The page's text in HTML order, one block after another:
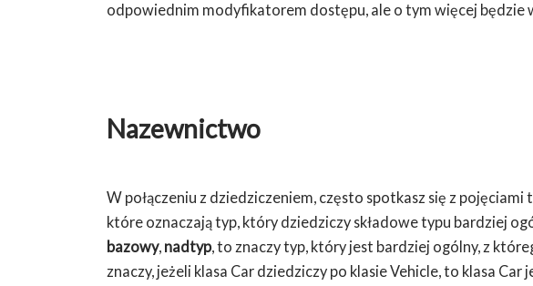
odpowiednim modyfikatorem dostępu, ale o tym więcej będzie
Nazewnictwo
W połączeniu z dziedziczeniem, często spotkasz się z pojęciami
które oznaczają typ, który dziedziczy składowe typu bardziej
bazowy, nadtyp, to znaczy typ, który jest bardziej ogólny, z
znaczy, jeżeli klasa Car dziedziczy po klasie Vehicle, to klasa